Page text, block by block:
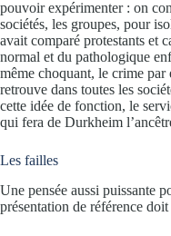
pouvoir expérimenter : on
sociétés, les groupes, pour
avait comparé protestants et
normal et du pathologique
même choquant, le crime par
retrouve dans toutes les
cette idée de fonction, le
qui fera de Durkheim
Les failles
Une pensée aussi puissante
présentation de référence